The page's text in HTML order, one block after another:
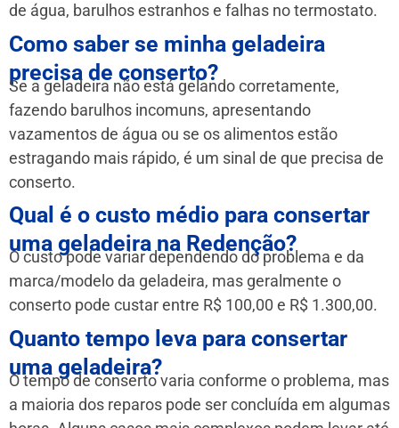
de água, barulhos estranhos e falhas no termostato.
Como saber se minha geladeira
precisa de conserto?
Se a geladeira não está gelando corretamente,
fazendo barulhos incomuns, apresentando
vazamentos de água ou se os alimentos estão
estragando mais rápido, é um sinal de que precisa de
conserto.
Qual é o custo médio para consertar
uma geladeira na Redenção?
O custo pode variar dependendo do problema e da
marca/modelo da geladeira, mas geralmente o
conserto pode custar entre R$ 100,00 e R$ 1.300,00.
Quanto tempo leva para consertar
uma geladeira?
O tempo de conserto varia conforme o problema, mas
a maioria dos reparos pode ser concluída em algumas